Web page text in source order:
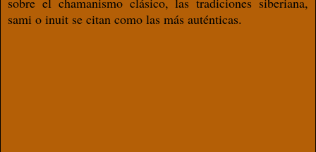
sami o inuit se citan como las más auténticas.